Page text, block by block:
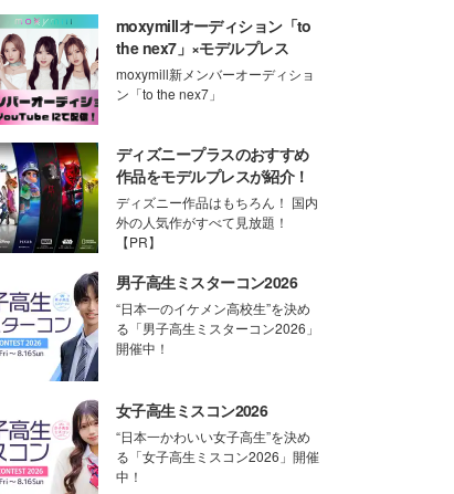
moxymillオーディション「to
the nex7」×モデルプレス
moxymill新メンバーオーディショ
ン「to the nex7」
ディズニープラスのおすすめ
作品をモデルプレスが紹介！
ディズニー作品はもちろん！ 国内
外の人気作がすべて見放題！
【PR】
男子高生ミスターコン2026
“日本一のイケメン高校生”を決め
る「男子高生ミスターコン2026」
開催中！
女子高生ミスコン2026
“日本一かわいい女子高生”を決め
る「女子高生ミスコン2026」開催
中！